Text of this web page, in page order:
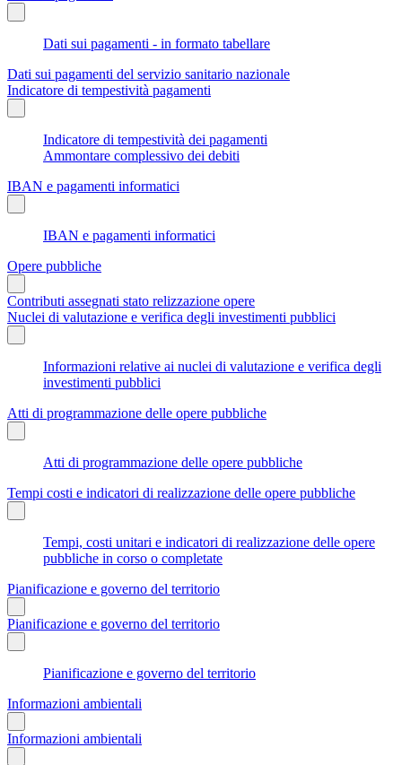
Dati sui pagamenti - in formato tabellare
Dati sui pagamenti del servizio sanitario nazionale
Indicatore di tempestività pagamenti
Indicatore di tempestività dei pagamenti
Ammontare complessivo dei debiti
IBAN e pagamenti informatici
IBAN e pagamenti informatici
Opere pubbliche
Contributi assegnati stato relizzazione opere
Nuclei di valutazione e verifica degli investimenti pubblici
Informazioni relative ai nuclei di valutazione e verifica degli
investimenti pubblici
Atti di programmazione delle opere pubbliche
Atti di programmazione delle opere pubbliche
Tempi costi e indicatori di realizzazione delle opere pubbliche
Tempi, costi unitari e indicatori di realizzazione delle opere
pubbliche in corso o completate
Pianificazione e governo del territorio
Pianificazione e governo del territorio
Pianificazione e governo del territorio
Informazioni ambientali
Informazioni ambientali